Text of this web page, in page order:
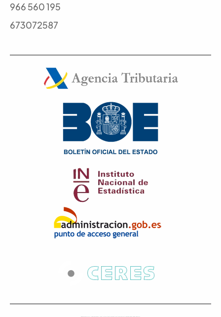
966 560 195
673072587